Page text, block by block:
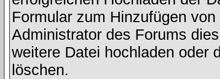
Formular zum Hinzufügen
Administrator des Forums
weitere Datei hochladen oder
löschen.